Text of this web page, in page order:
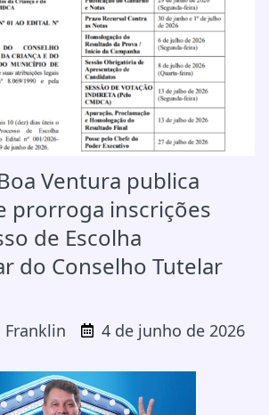
Ventura publica
prorroga inscrições
de Escolha
do Conselho Tutelar
Franklin 4 de junho de 2026